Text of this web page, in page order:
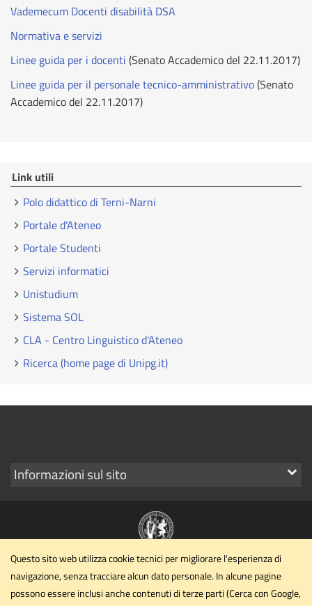
Vademecum Docenti disabilità DSA
Normativa e servizi
Linee guida per i docenti (Senato Accademico del 22.11.2017)
Linee guida per il personale tecnico-amministrativo(Senato
Accademico del 22.11.2017)
Link utili
Polo didattico di Terni-Narni
Portale d’Ateneo
Portale Studenti
Servizi informatici
Unistudium
Sistema SOL
CLA - Centro Linguistico d'Ateneo
Ricerca (home page di Unipg.it)
Mostra
Informazioni sul sito
Dipartimento di Filosofia, scienze sociali, umane e della
formazione
Questo sito web utilizza cookie tecnici per migliorare l'esperienza di
navigazione, senza tracciare alcun dato personale. In alcune pagine
possono essere inclusi anche contenuti di terze parti (Cerca con Google,